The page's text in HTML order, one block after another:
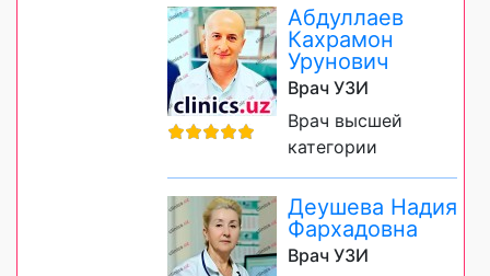
Абдуллаев
Кахрамон
Урунович
Врач УЗИ
Врач высшей
категории
Деушева Надия
Фархадовна
Врач УЗИ